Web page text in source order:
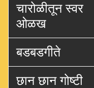
चारोळीतून स्वर
ओळख
बडबडगीते
छान छान गोष्टी